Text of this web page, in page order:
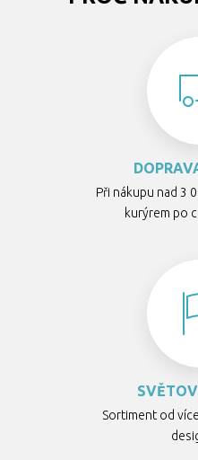
Při nákupu nad 3
kurýrem po
Sortiment od